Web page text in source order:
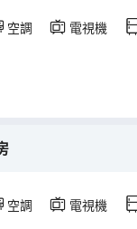
空調 電視機
空調 電視機